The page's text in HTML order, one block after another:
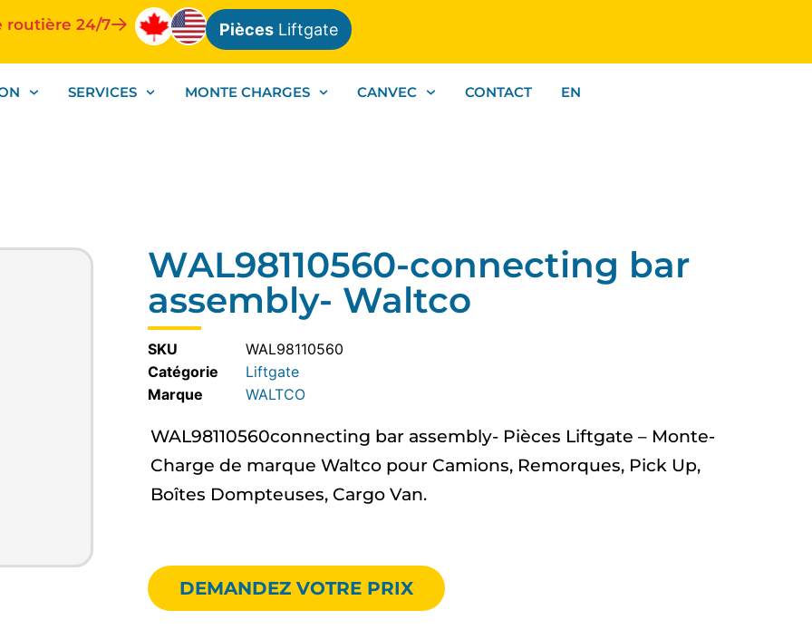
routière 24/7 Pièces Liftgate
SERVICES MONTE CHARGES CANVEC CONTACT EN
WAL98110560-connecting bar
assembly- Waltco
SKU
WAL98110560
Catégorie
Liftgate
WALTCO
WAL98110560connecting bar assembly- Pièces Liftgate – Monte-
Charge de marque Waltco pour Camions, Remorques, Pick Up,
Boîtes Dompteuses, Cargo Van.
DEMANDEZ VOTRE PRIX